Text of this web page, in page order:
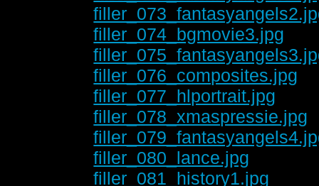
filler_074_bgmovie3.jpg
filler_076_composites.jpg
filler_077_hlportrait.jpg
filler_078_xmaspressie.jpg
filler_080_lance.jpg
filler_081_history1.jpg